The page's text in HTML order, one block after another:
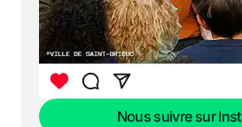
Nous suivre sur